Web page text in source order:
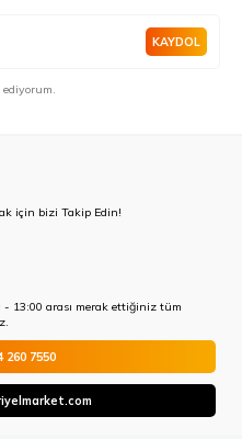
KAYDOL
için bizi Takip Edin!
13:00 arası merak ettiğiniz tüm
260 7550